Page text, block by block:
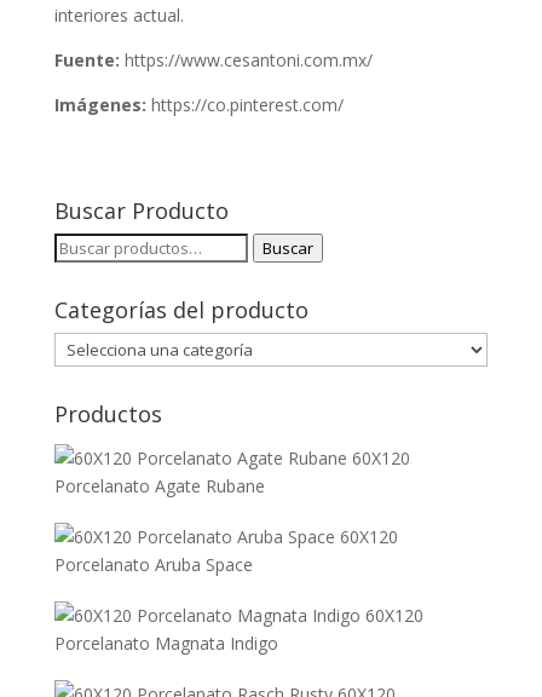
interiores actual.
Fuente: https://www.cesantoni.com.mx/
Imágenes: https://co.pinterest.com/
Buscar Producto
Buscar
Buscar
Categorías del producto
Productos
60X120
Porcelanato Agate Rubane
60X120
Porcelanato Aruba Space
60X120
Porcelanato Magnata Indigo